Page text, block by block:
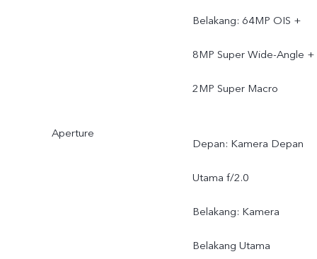
Belakang: 64MP OIS +
8MP Super Wide-Angle +
2MP Super Macro
Aperture
Depan: Kamera Depan
Utama f/2.0
Belakang: Kamera
Belakang Utama